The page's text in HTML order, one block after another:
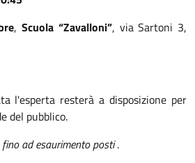
, Scuola “Zavalloni”, via Sartoni 3,
l'esperta resterà a disposizione per
del pubblico.
ad esaurimento posti.